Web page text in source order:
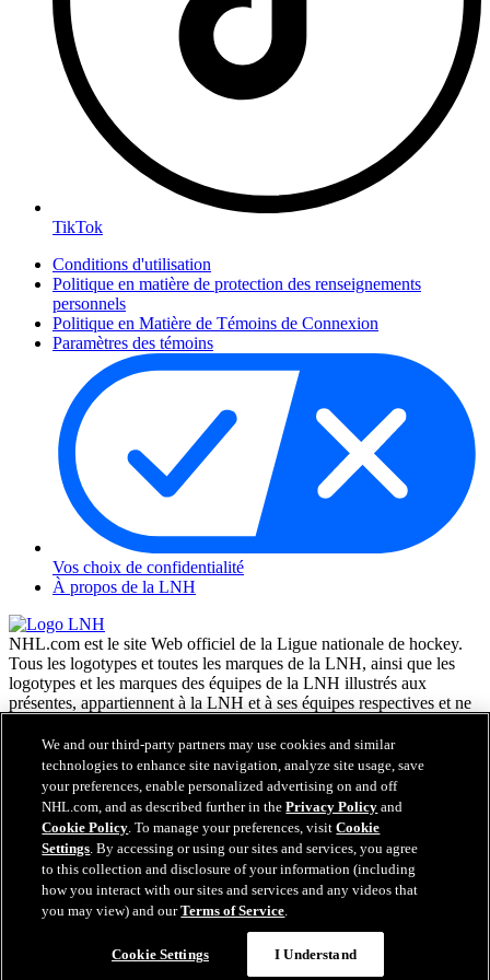
TikTok
Conditions d'utilisation
Politique en matière de protection des renseignements
personnels
Politique en Matière de Témoins de Connexion
Paramètres des témoins
Vos choix de confidentialité
À propos de la LNH
NHL.com est le site Web officiel de la Ligue nationale de hockey.
Tous les logotypes et toutes les marques de la LNH, ainsi que les
logotypes et les marques des équipes de la LNH illustrés aux
présentes, appartiennent à la LNH et à ses équipes respectives et ne
Enterprises, L.P. © LNH 2026. Tous droits réservés. Tous les
chandails d'équipe de la LNH personnalisés avec les noms des
joueurs de la LNH et leurs numéros sont officiellement sous license
de la LNH et de l'AJLNH. Le mot servant de marque Zamboni et la
configuration de la surfaceuse Zamboni sont des marques de
commerce déposées de Frank J. Zamboni & Co., Inc. © Frank J.
Zamboni & Co., Inc. 2026. Tous droits réservés. Toute autre marque
déposée ou tout droit d'auteur d'une tierce partie sont la propriété de
leurs auteurs respectifs. Tous droits réservés.
We and our third-party partners may use cookies and similar
technologies to enhance site navigation, analyze site usage, save
your preferences, enable personalized advertising on and off
NHL.com, and as described further in thePrivacy Policy and
Cookie Policy. To manage your preferences, visitCookie
Settings. By accessing or using our sites and services, you agree
to this collection and disclosure of your information (including
how you interact with our sites and services and any videos that
you may view) and ourTerms of Service.
Cookie Settings I Understand